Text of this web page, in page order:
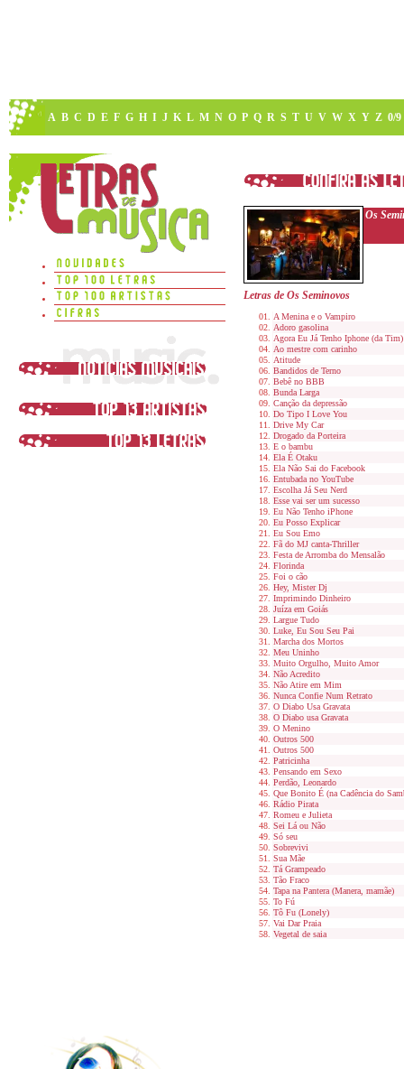
A B C D E F G H I J K L M N O P Q R S T U V W X Y Z 0/9
Os
Letras de Os Seminovos
A Menina e o Vampiro
Adoro gasolina
Agora Eu Já Tenho Iphone (da Tim)
Ao mestre com carinho
Atitude
Bandidos de Terno
Bebê no BBB
Bunda Larga
Canção da depressão
Do Tipo I Love You
Drive My Car
Drogado da Porteira
E o bambu
Ela É Otaku
Ela Não Sai do Facebook
Entubada no YouTube
Escolha Já Seu Nerd
Esse vai ser um sucesso
Eu Não Tenho iPhone
Eu Posso Explicar
Eu Sou Emo
Fã do MJ canta-Thriller
Festa de Arromba do Mensalão
Florinda
Foi o cão
Hey, Mister Dj
Imprimindo Dinheiro
Juíza em Goiás
Largue Tudo
Luke, Eu Sou Seu Pai
Marcha dos Mortos
Meu Uninho
Muito Orgulho, Muito Amor
Não Acredito
Não Atire em Mim
Nunca Confie Num Retrato
O Diabo Usa Gravata
O Diabo usa Gravata
O Menino
Outros 500
Outros 500
Patricinha
Pensando em Sexo
Perdão, Leonardo
Que Bonito É (na Cadência do
Rádio Pirata
Romeu e Julieta
Sei Lá ou Não
Só seu
Sobrevivi
Sua Mãe
Tá Grampeado
Tão Fraco
Tapa na Pantera (Manera, mamãe)
To Fú
Tô Fu (Lonely)
Vai Dar Praia
Vegetal de saia